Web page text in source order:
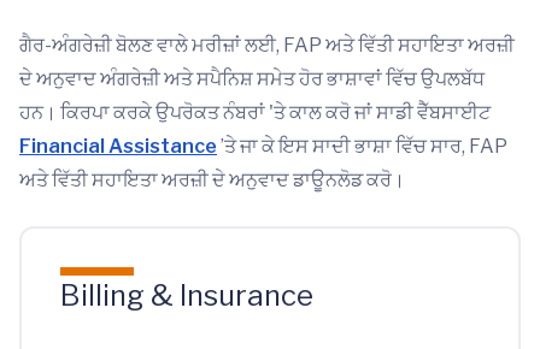
ਗੈਰ-ਅੰਗਰੇਜ਼ੀ ਬੋਲਣ ਵਾਲੇ ਮਰੀਜ਼ਾਂ ਲਈ, FAP ਅਤੇ ਵਿੱਤੀ ਸਹਾਇਤਾ ਅਰਜ਼ੀ
ਦੇ ਅਨੁਵਾਦ ਅੰਗਰੇਜ਼ੀ ਅਤੇ ਸਪੈਨਿਸ਼ ਸਮੇਤ ਹੋਰ ਭਾਸ਼ਾਵਾਂ ਵਿੱਚ ਉਪਲਬੱਧ
ਹਨ। ਕਿਰਪਾ ਕਰਕੇ ਉਪਰੋਕਤ ਨੰਬਰਾਂ 'ਤੇ ਕਾਲ ਕਰੋ ਜਾਂ ਸਾਡੀ ਵੈੱਬਸਾਈਟ
Financial Assistance ’ਤੇ ਜਾ ਕੇ ਇਸ ਸਾਦੀ ਭਾਸ਼ਾ ਵਿੱਚ ਸਾਰ, FAP
ਅਤੇ ਵਿੱਤੀ ਸਹਾਇਤਾ ਅਰਜ਼ੀ ਦੇ ਅਨੁਵਾਦ ਡਾਊਨਲੋਡ ਕਰੋ।
Billing & Insurance